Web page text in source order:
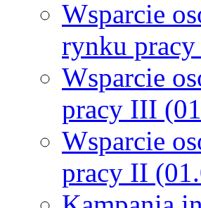
Wsparcie
rynku
Wsparcie
pracy III
Wsparcie
pracy II